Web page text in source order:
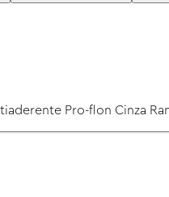
Pro-flon Cinza